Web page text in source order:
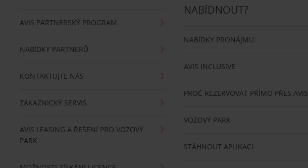
AVIS PARTNERSKÝ PROGRAM
NABÍDKY PARTNERŮ
KONTAKTUJTE NÁS
ZÁKAZNICKÝ SERVIS
AVIS LEASING A ŘEŠENÍ PRO VOZOVÝ
PARK
NABÍDNOUT?
NABÍDKY PRONÁJMU
AVIS INCLUSIVE
PROČ REZERVOVAT PŘÍMO PŘES AVIS
VOZOVÝ PARK
STÁHNOUT APLIKACI